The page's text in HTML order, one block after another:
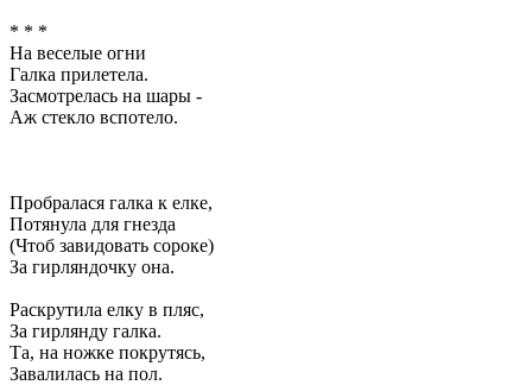
* * *
На веселые огни
Галка прилетела.
Засмотрелась на шары -
Аж стекло вспотело.
Пробралася галка к елке,
Потянула для гнезда
(Чтоб завидовать сороке)
За гирляндочку она.
Раскрутила елку в пляс,
За гирлянду галка.
Та, на ножке покрутясь,
Завалилась на пол.